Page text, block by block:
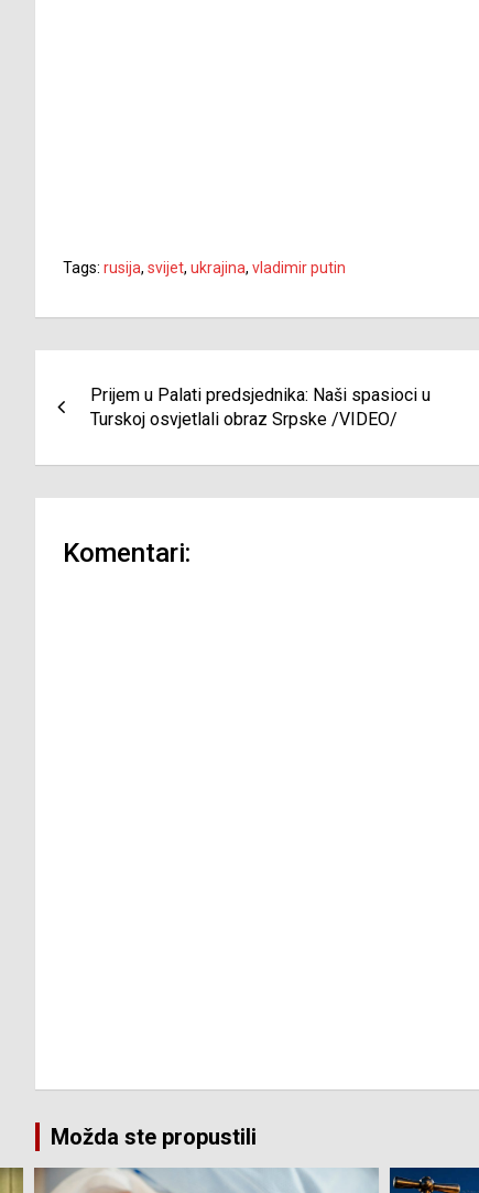
Tags: rusija, svijet, ukrajina, vladimir putin
članaka
Prijem u Palati predsjednika: Naši spasioci u
Turskoj osvjetlali obraz Srpske /VIDEO/
Komentari:
Možda ste propustili